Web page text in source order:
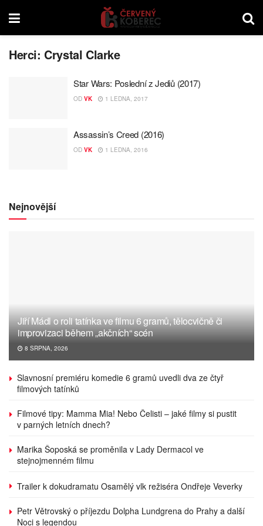
Herci: Crystal Clarke
Star Wars: Poslední z Jediů (2017)
OD VK 1 LEDNA, 2017
Assassin’s Creed (2016)
OD VK 1 LEDNA, 2016
Nejnovější
Jiří Mádl o roli tatínka ve filmu 6 gramů, tělocvičně či
improvizaci během „akčních“ scén
8 SRPNA, 2026
Slavnosní premiéru komedie 6 gramů uvedli dva ze čtyř
filmových tatínků
Filmové tipy: Mamma Mia! Nebo Čelisti – jaké filmy si pustit
v parných letních dnech?
Marika Šoposká se proměnila v Lady Dermacol ve
stejnojmenném filmu
Trailer k dokudramatu Osamělý vlk režiséra Ondřeje Veverky
Petr Větrovský o příjezdu Dolpha Lundgrena do Prahy a další
Noci s legendou